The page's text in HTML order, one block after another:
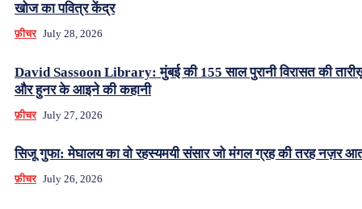
खोज का पवित्र केंद्र
फ़ीचर July 28, 2026
David Sassoon Library: मुंबई की 155 साल पुरानी विरासत की
और हुनर के आइने की कहानी
फ़ीचर July 27, 2026
सिजू गुफा: मेघालय का वो रहस्यमयी संसार जो मंगल ग्रह की तरह नज़र
फ़ीचर July 26, 2026